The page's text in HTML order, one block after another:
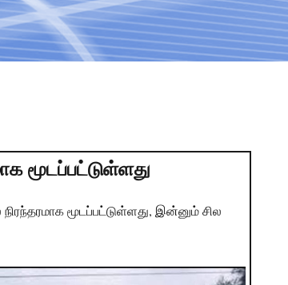
மூடப்பட்டுள்ளது
மூடப்பட்டுள்ளது, இன்னும் சில